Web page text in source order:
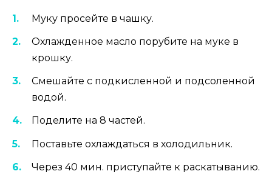
Муку просейте в чашку.
Охлажденное масло порубите на муке в
крошку.
Смешайте с подкисленной и подсоленной
водой.
Поделите на 8 частей.
Поставьте охлаждаться в холодильник.
Через 40 мин. приступайте к раскатыванию.